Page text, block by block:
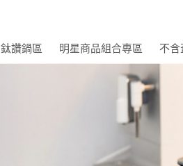
鈦讚鍋區 明星商品組合專區 不含